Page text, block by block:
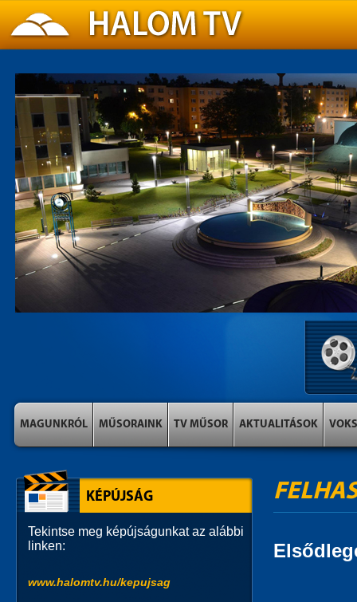
MAGUNKRÓL MŰSORAINK TV MŰSOR AKTUALITÁSOK VOKS
KÉPÚJSÁG
Tekintse meg képújságunkat az alábbi
linken:
www.halomtv.hu/kepujsag